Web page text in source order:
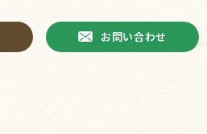
お問い合わせ